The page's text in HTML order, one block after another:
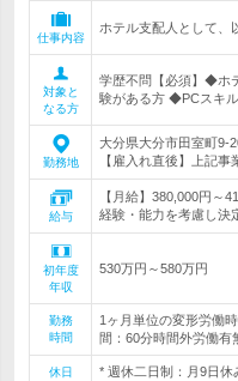
仕事内容
ホテル支配人として、
対象と
なる方
学歴不問【必須】◆ホ
験がある方 ◆PCスキル
勤務地
大分県大分市田室町9-
【雇入れ直後】上記事
給与
【月給】380,000円
経験・能力を考慮し決
初年度
年収
530万円～580万円
勤務
時間
1ヶ月単位の変形労働
間：60分時間外労働有
休日
* 週休二日制：月9日